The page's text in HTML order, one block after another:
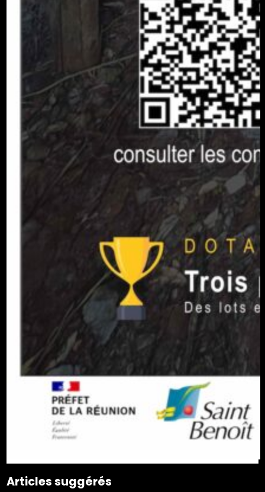
Articles suggérés